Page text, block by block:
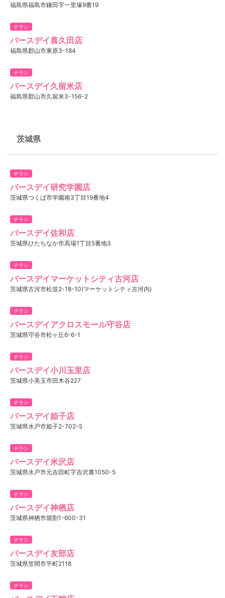
福島県福島市鎌田字一里塚9番19
チラシ
バースデイ喜久田店
福島県郡山市東原3-184
チラシ
バースデイ久留米店
福島県郡山市久留米3-156-2
茨城県
チラシ
バースデイ研究学園店
茨城県つくば市学園南3丁目19番地4
チラシ
バースデイ佐和店
茨城県ひたちなか市高場1丁目5番地3
チラシ
バースデイマーケットシティ古河店
茨城県古河市松並2-18-10(マーケットシティ古河内)
チラシ
バースデイアクロスモール守谷店
茨城県守谷市松ヶ丘6-6-1
チラシ
バースデイ小川玉里店
茨城県小美玉市田木谷227
チラシ
バースデイ姫子店
茨城県水戸市姫子2-702-5
チラシ
バースデイ米沢店
茨城県水戸市元吉田町字吉沢裏1050-5
チラシ
バースデイ神栖店
茨城県神栖市堀割1-600-31
チラシ
バースデイ友部店
茨城県笠間市平町2118
チラシ